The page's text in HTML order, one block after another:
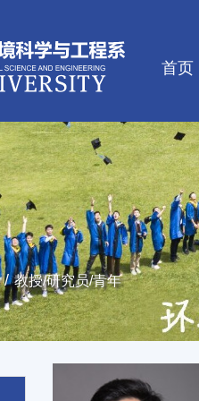
首页
/ 教授/研究员/青年